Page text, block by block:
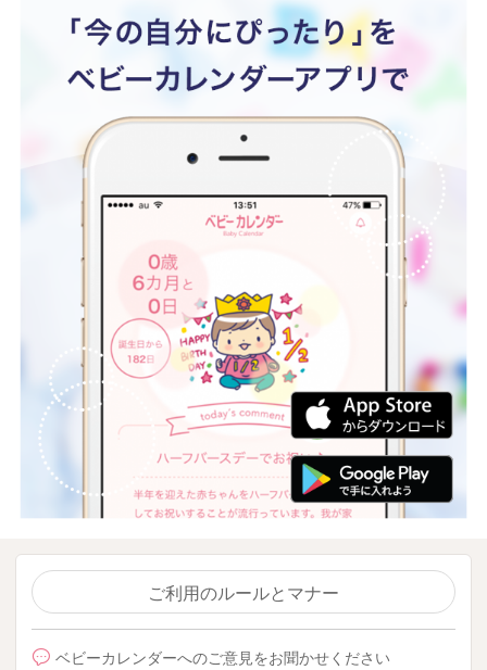
ご利用のルールとマナー
ベビーカレンダーへのご意見をお聞かせください